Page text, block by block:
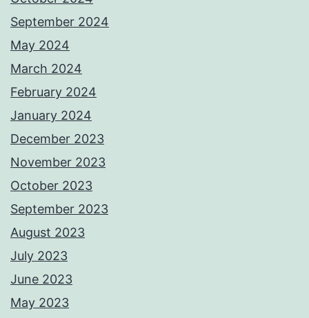
September 2024
May 2024
March 2024
February 2024
January 2024
December 2023
November 2023
October 2023
September 2023
August 2023
July 2023
June 2023
May 2023